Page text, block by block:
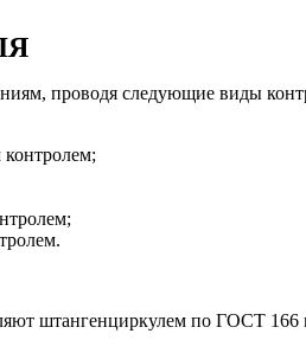
проводя следующие виды
штангенциркулем по ГОСТ